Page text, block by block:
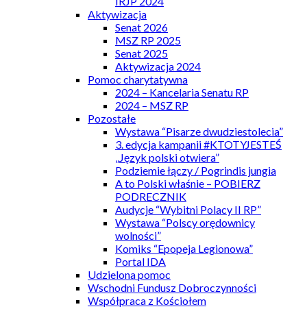
Aktywizacja
Senat 2026
MSZ RP 2025
Senat 2025
Aktywizacja 2024
Pomoc charytatywna
2024 – Kancelaria Senatu RP
2024 – MSZ RP
Pozostałe
Wystawa “Pisarze dwudziestolecia”
3. edycja kampanii #KTOTYJESTEŚ
„Język polski otwiera”
Podziemie łączy / Pogrindis jungia
A to Polski właśnie – POBIERZ
PODRECZNIK
Audycje “Wybitni Polacy II RP”
Wystawa “Polscy orędownicy
wolności”
Komiks “Epopeja Legionowa”
Portal IDA
Udzielona pomoc
Wschodni Fundusz Dobroczynności
Współpraca z Kościołem